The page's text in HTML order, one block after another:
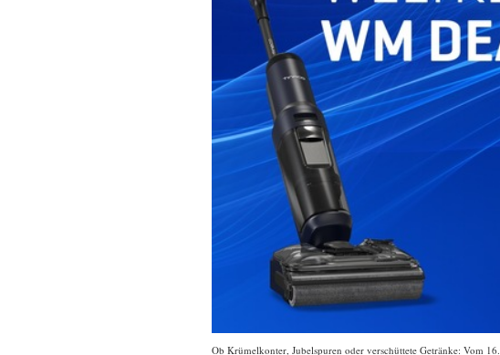
Ob Krümelkonter, Jubelspuren oder verschüttete Getränke: Vom